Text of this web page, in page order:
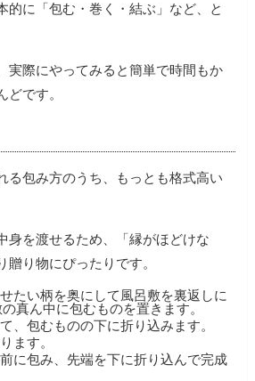
的に「包む・巻く・結ぶ」など、と
実際にやってみると簡単で時間もか
どです。
る包み方のうち、もっとも格式高い
身を渡せるため、「縁がほどけな
贈り物にぴったりです。
たい柄を奥にして風呂敷を裏返しに
真ん中に包むものを置きます。
、包むものの下に折り込みます。
ます。
に包み、先端を下に折り込んで完成